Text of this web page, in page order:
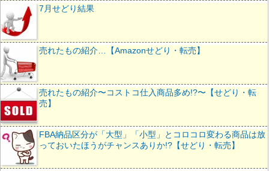
7月せどり結果
売れたもの紹介…【Amazonせどり・転売】
売れたもの紹介〜コストコ仕入商品多め!?〜【せどり・転
売】
FBA納品区分が「大型」「小型」とコロコロ変わる商品は放
っておいたほうがチャンスありか!?【せどり・転売】